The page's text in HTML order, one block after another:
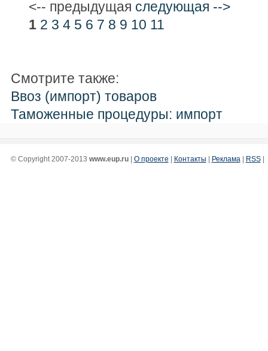
<-- предыдущая следующая -->
1 2 3 4 5 6 7 8 9 10 11
Смотрите также:
Ввоз (импорт) товаров
Таможенные процедуры: импорт
© Copyright 2007-2013 www.eup.ru| О проекте Контакты Реклама| RSS|